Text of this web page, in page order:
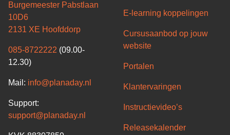
Burgemeester Pabstlaan
10D6
2131 XE Hoofddorp
085-8722222 (09.00-
12.30)
Mail: info@planaday.nl
Support:
support@planaday.nl
E-learning koppelingen
Cursusaanbod op jouw
website
Portalen
Klantervaringen
Instructievideo’s
Releasekalender